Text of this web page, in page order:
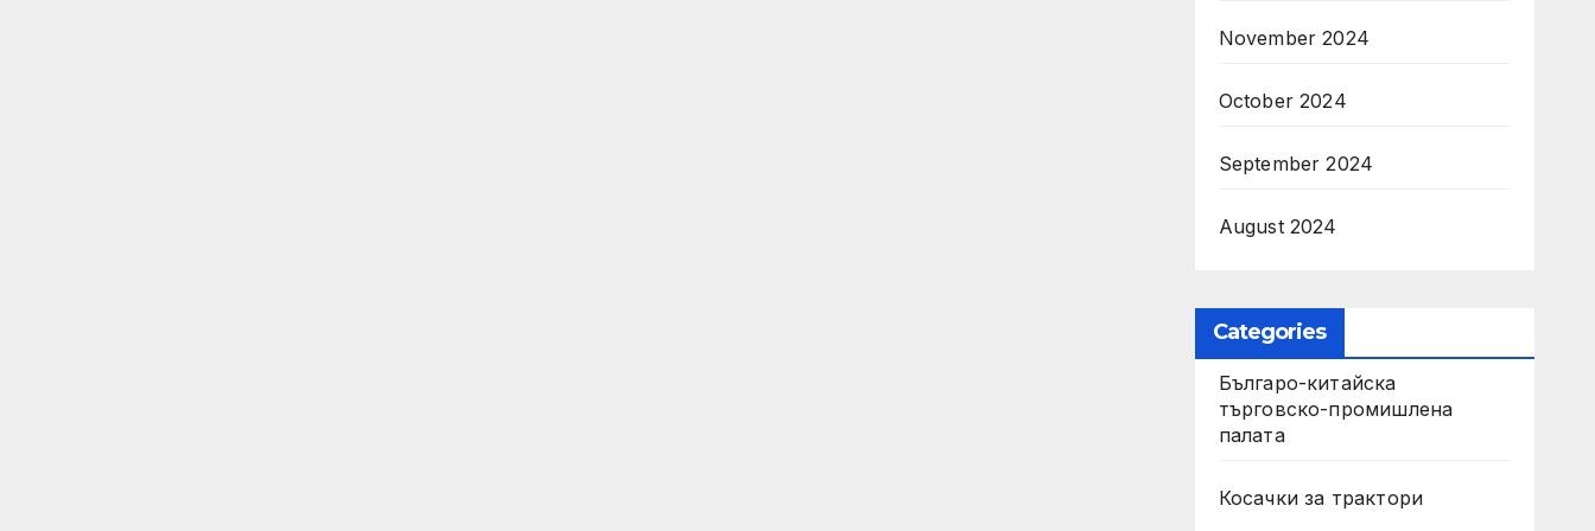
November 2024
October 2024
September 2024
August 2024
Categories
Българо-китайска
търговско-промишлена
палата
Косачки за трактори